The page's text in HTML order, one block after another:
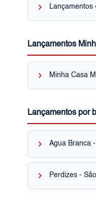
keyboard_arrow_right Lançamentos
Lançamentos
keyboard_arrow_right
Lançamentos por
keyboard_arrow_right Água Branca
keyboard_arrow_right Perdizes -